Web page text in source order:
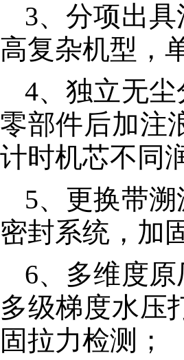
3、分项出
高复杂机型，
4、独立无
零部件后加注
计时机芯不同
5、更换带
密封系统，加
6、多维度
多级梯度水压
固拉力检测；